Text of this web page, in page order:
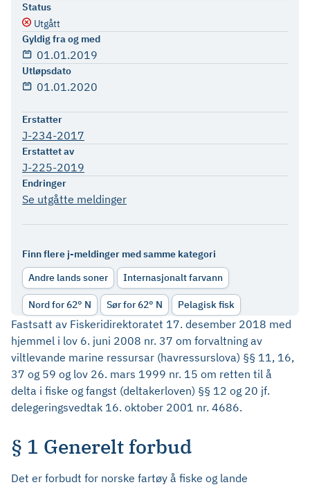
Status
Utgått
Gyldig fra og med
01.01.2019
Utløpsdato
01.01.2020
Erstatter
J-234-2017
Erstattet av
J-225-2019
Endringer
Se utgåtte meldinger
Finn flere j-meldinger med samme kategori
Andre lands soner
Internasjonalt farvann
Nord for 62° N Sør for 62° N Pelagisk fisk
Fastsatt av Fiskeridirektoratet 17. desember 2018 med
hjemmel i lov 6. juni 2008 nr. 37 om forvaltning av
viltlevande marine ressursar (havressurslova) §§ 11, 16,
37 og 59 og lov 26. mars 1999 nr. 15 om retten til å
delta i fiske og fangst (deltakerloven) §§ 12 og 20 jf.
delegeringsvedtak 16. oktober 2001 nr. 4686.
§ 1 Generelt forbud
Det er forbudt for norske fartøy å fiske og lande